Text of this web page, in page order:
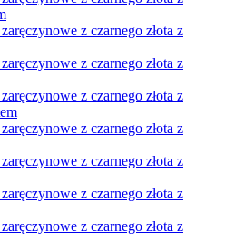
z czarnego złota z
z czarnego złota z
z czarnego złota z
z czarnego złota z
z czarnego złota z
z czarnego złota z
z czarnego złota z